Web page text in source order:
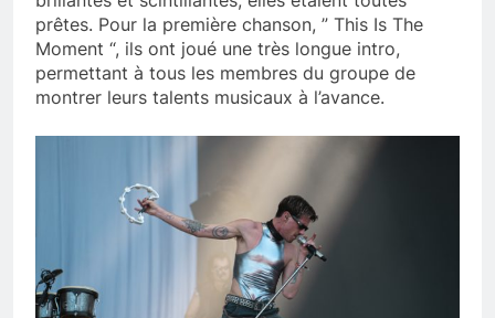
prêtes. Pour la première chanson, ” This Is The
Moment “, ils ont joué une très longue intro,
permettant à tous les membres du groupe de
montrer leurs talents musicaux à l’avance.